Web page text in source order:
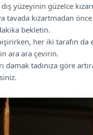
yüzeyinin güzelce
tavada kızartmadan
bekletin.
her iki tarafın da
ara ara çevirin.
damak tadınıza göre